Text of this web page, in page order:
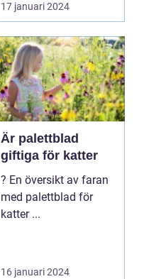
17 januari 2024
Är palettblad
giftiga för katter
? En översikt av faran
med palettblad för
katter ...
16 januari 2024